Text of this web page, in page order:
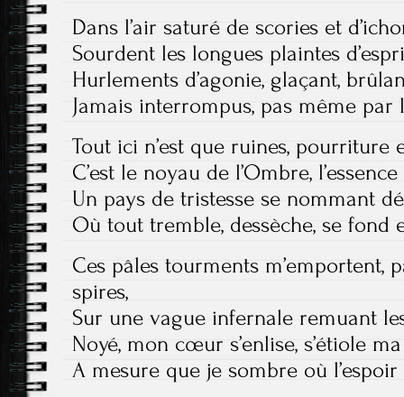
Dans l’air saturé de scories et
Sourdent les longues plaintes
Hurlements d’agonie, glaçant,
Jamais interrompus, pas même par
Tout ici n’est que ruines, pourriture
C’est le noyau de l’Ombre,
Un pays de tristesse se nommant
Où tout tremble, dessèche, se fond
Ces pâles tourments m’emportent,
spires,
Sur une vague infernale remuant
Noyé, mon cœur s’enlise, s’étiole
A mesure que je sombre où